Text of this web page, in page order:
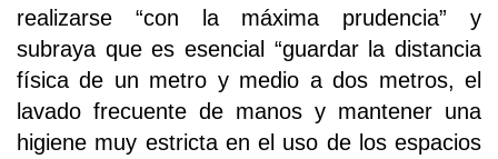
realizarse “con la máxima prudencia” y
subraya que es esencial “guardar la distancia
física de un metro y medio a dos metros, el
lavado frecuente de manos y mantener una
higiene muy estricta en el uso de los espacios